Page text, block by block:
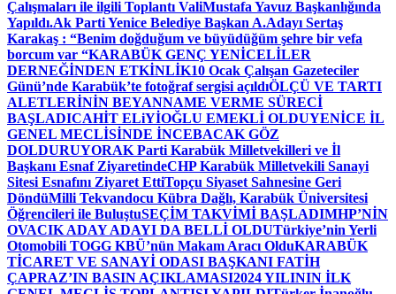
Çalışmaları ile ilgili Toplantı ValiMustafa Yavuz Başkanlığında
Yapıldı.Ak Parti Yenice Belediye Başkan A.Adayı Sertaş
Karakaş : “Benim doğduğum ve büyüdüğüm şehre bir vefa
borcum var “KARABÜK GENÇ YENİCELİLER
DERNEĞİNDEN ETKİNLİK10 Ocak Çalışan Gazeteciler
Günü’nde Karabük’te fotoğraf sergisi açıldıÖLÇÜ VE TARTI
ALETLERİNİN BEYANNAME VERME SÜRECİ
BAŞLADICAHİT ELiYİOĞLU EMEKLİ OLDUYENİCE İL
GENEL MECLİSİNDE İNCEBACAK GÖZ
DOLDURUYORAK Parti Karabük Milletvekilleri ve İl
Başkanı Esnaf ZiyaretindeCHP Karabük Milletvekili Sanayi
Sitesi Esnafını Ziyaret EttiTopçu Siyaset Sahnesine Geri
DöndüMilli Tekvandocu Kübra Dağlı, Karabük Üniversitesi
Öğrencileri ile BuluştuSEÇİM TAKVİMİ BAŞLADIMHP’NİN
OVACIK ADAY ADAYI DA BELLİ OLDUTürkiye’nin Yerli
Otomobili TOGG KBÜ’nün Makam Aracı OlduKARABÜK
TİCARET VE SANAYİ ODASI BAŞKANI FATİH
ÇAPRAZ’IN BASIN AÇIKLAMASI2024 YILININ İLK